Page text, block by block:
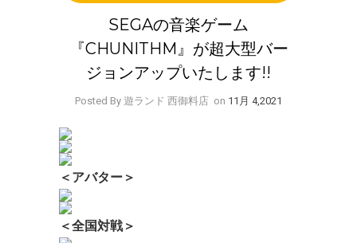
SEGAの音楽ゲーム
『CHUNITHM』が超大型バー
ジョンアップいたします!!
Posted By 遊ランド 西御料店 on 11月 4,2021
＜アバター＞
＜全国対戦＞